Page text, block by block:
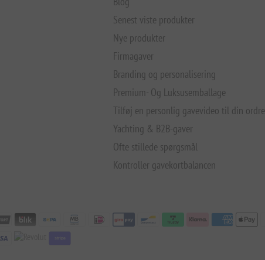
Senest viste produkter
Nye produkter
Firmagaver
Branding og personalisering
Premium- Og Luksusemballage
Tilføj en personlig gavevideo til din ordre
Yachting & B2B-gaver
Ofte stillede spørgsmål
Kontroller gavekortbalancen